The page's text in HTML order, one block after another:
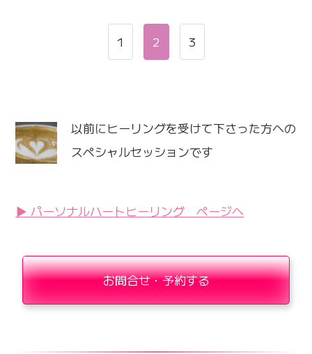
1 2 3
以前にヒーリングを受けて下さった方への
スペシャルセッションです
▶ パーソナルハートヒーリング ページへ
お問合せ・予約する